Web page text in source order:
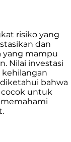
risiko yang
dan
yang mampu
Nilai investasi
bahwa
untuk